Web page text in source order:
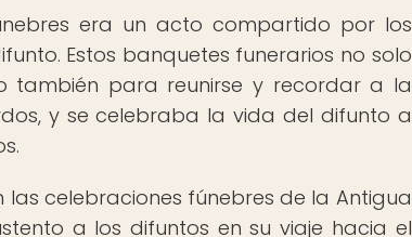
era un acto compartido por los
Estos banquetes funerarios no solo
también para reunirse y recordar a la
y se celebraba la vida del difunto a
celebraciones fúnebres de la Antigua
a los difuntos en su viaje hacia el